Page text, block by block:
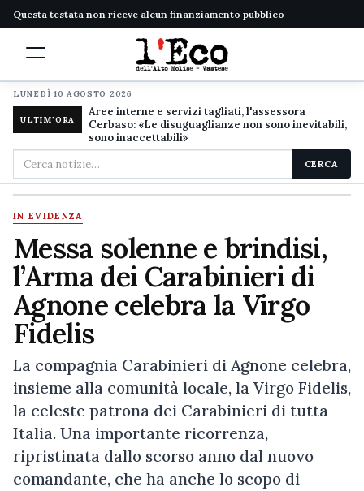
Questa testata non riceve alcun finanziamento pubblico
LUNEDÌ 10 AGOSTO 2026
ULTIM'ORA
Aree interne e servizi tagliati, l'assessora
Cerbaso: «Le disuguaglianze non sono inevitabili,
sono inaccettabili»
Cerca
nel
sito
CERCA
IN EVIDENZA
Messa solenne e brindisi,
l’Arma dei Carabinieri di
Agnone celebra la Virgo
Fidelis
La compagnia Carabinieri di Agnone celebra,
insieme alla comunità locale, la Virgo Fidelis,
la celeste patrona dei Carabinieri di tutta
Italia. Una importante ricorrenza,
ripristinata dallo scorso anno dal nuovo
comandante, che ha anche lo scopo di